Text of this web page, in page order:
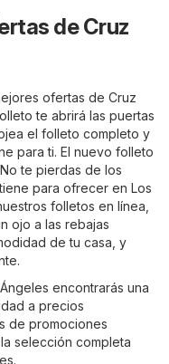
de Cruz
ofertas de Cruz
te abrirá las puertas
el folleto completo y
para ti. El nuevo folleto
te pierdas de los
para ofrecer en Los
folletos en línea,
ojo a las rebajas
de tu casa, y
encontrarás una
a precios
de promociones
selección completa